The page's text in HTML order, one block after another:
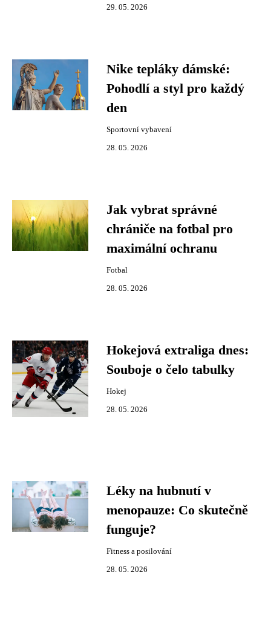
29. 05. 2026
Nike tepláky dámské:
Pohodlí a styl pro každý
den
Sportovní vybavení
28. 05. 2026
Jak vybrat správné
chrániče na fotbal pro
maximální ochranu
Fotbal
28. 05. 2026
Hokejová extraliga dnes:
Souboje o čelo tabulky
Hokej
28. 05. 2026
Léky na hubnutí v
menopauze: Co skutečně
funguje?
Fitness a posilování
28. 05. 2026